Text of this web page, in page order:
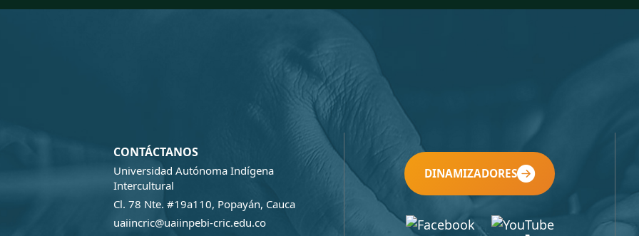
CONTÁCTANOS
Universidad Autónoma Indígena
Intercultural
Cl. 78 Nte. #19a110, Popayán, Cauca
uaiincric@uaiinpebi-cric.edu.co
DINAMIZADORES